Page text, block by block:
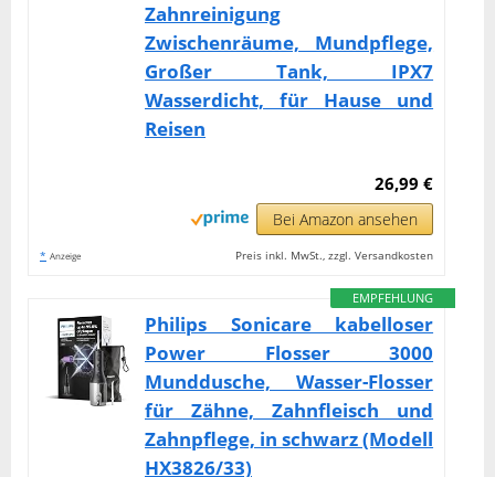
Zahnreinigung
Zwischenräume, Mundpflege,
Großer Tank, IPX7
Wasserdicht, für Hause und
Reisen
26,99 €
Bei Amazon ansehen
* Anzeige Preis inkl. MwSt., zzgl. Versandkosten
EMPFEHLUNG
Philips Sonicare kabelloser
Power Flosser 3000
Munddusche, Wasser-Flosser
für Zähne, Zahnfleisch und
Zahnpflege, in schwarz (Modell
HX3826/33)